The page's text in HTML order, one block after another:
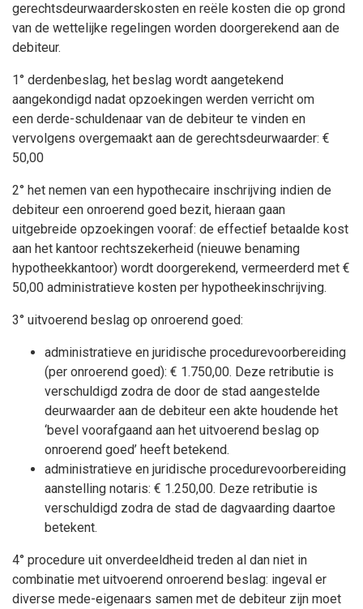
gerechtsdeurwaarderskosten en reële kosten die op grond
van de wettelijke regelingen worden doorgerekend aan de
debiteur.
1° derdenbeslag, het beslag wordt aangetekend
aangekondigd nadat opzoekingen werden verricht om
een derde-schuldenaar van de debiteur te vinden en
vervolgens overgemaakt aan de gerechtsdeurwaarder: €
50,00
2° het nemen van een hypothecaire inschrijving indien de
debiteur een onroerend goed bezit, hieraan gaan
uitgebreide opzoekingen vooraf: de effectief betaalde kost
aan het kantoor rechtszekerheid (nieuwe benaming
hypotheekkantoor) wordt doorgerekend, vermeerderd met €
50,00 administratieve kosten per hypotheekinschrijving.
3° uitvoerend beslag op onroerend goed:
administratieve en juridische procedurevoorbereiding
(per onroerend goed): € 1.750,00. Deze retributie is
verschuldigd zodra de door de stad aangestelde
deurwaarder aan de debiteur een akte houdende het
‘bevel voorafgaand aan het uitvoerend beslag op
onroerend goed’ heeft betekend.
administratieve en juridische procedurevoorbereiding
aanstelling notaris: € 1.250,00. Deze retributie is
verschuldigd zodra de stad de dagvaarding daartoe
betekent.
4° procedure uit onverdeeldheid treden al dan niet in
combinatie met uitvoerend onroerend beslag: ingeval er
diverse mede-eigenaars samen met de debiteur zijn moet